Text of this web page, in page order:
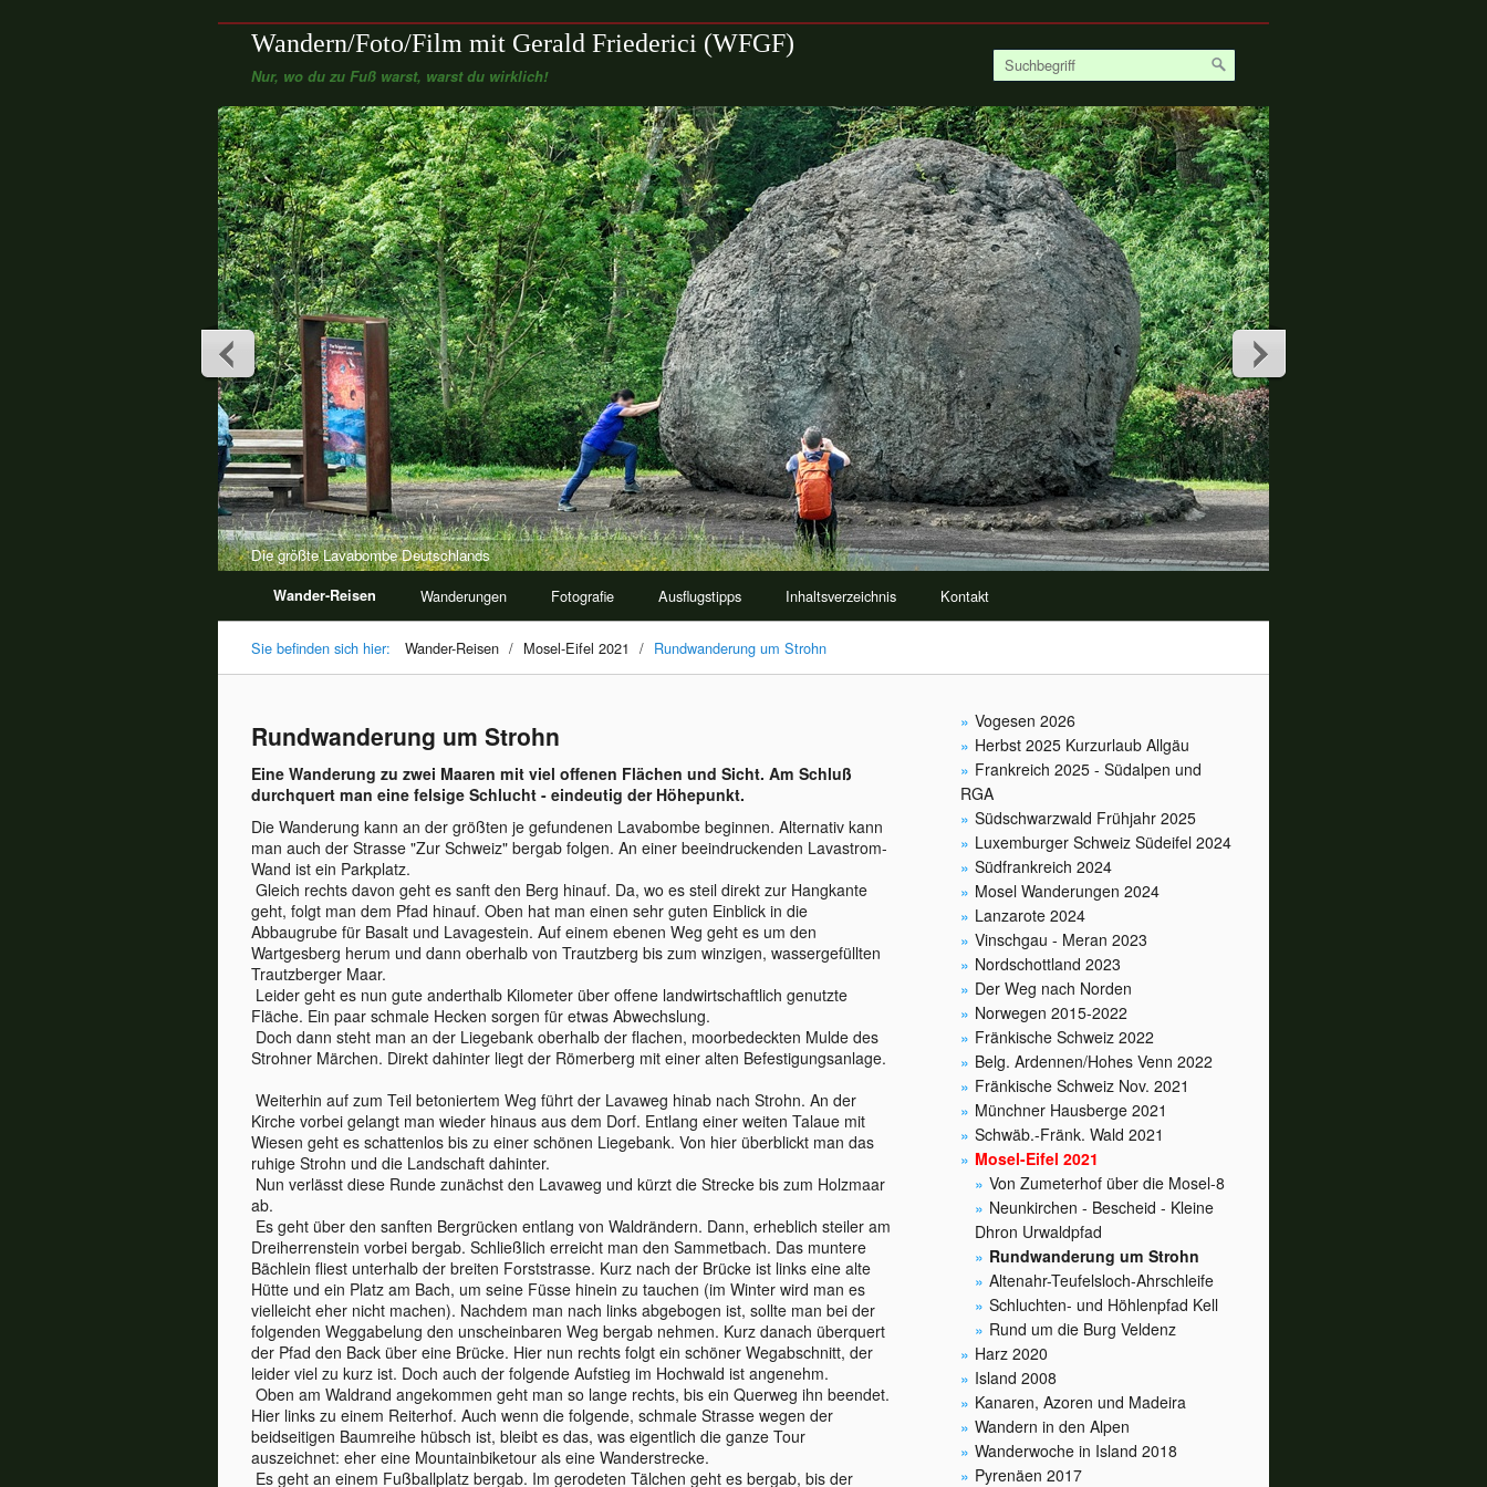
Wandern/Foto/Film mit Gerald Friederici (WFGF)
Nur, wo du zu Fuß warst, warst du wirklich!
Die größte Lavabombe Deutschlands
Wander-Reisen Wanderungen Fotografie Ausflugstipps Inhaltsverzeichnis Kontakt
Sie befinden sich hier: Wander-Reisen / Mosel-Eifel 2021 / Rundwanderung um Strohn
Vogesen 2026
Herbst 2025 Kurzurlaub Allgäu
Frankreich 2025 - Südalpen und
RGA
Südschwarzwald Frühjahr 2025
Luxemburger Schweiz Südeifel 2024
Südfrankreich 2024
Mosel Wanderungen 2024
Lanzarote 2024
Vinschgau - Meran 2023
Nordschottland 2023
Der Weg nach Norden
Norwegen 2015-2022
Fränkische Schweiz 2022
Belg. Ardennen/Hohes Venn 2022
Fränkische Schweiz Nov. 2021
Münchner Hausberge 2021
Schwäb.-Fränk. Wald 2021
Mosel-Eifel 2021
Von Zumeterhof über die Mosel-8
Neunkirchen - Bescheid - Kleine
Dhron Urwaldpfad
Rundwanderung um Strohn
Altenahr-Teufelsloch-Ahrschleife
Schluchten- und Höhlenpfad Kell
Rund um die Burg Veldenz
Harz 2020
Island 2008
Kanaren, Azoren und Madeira
Wandern in den Alpen
Wanderwoche in Island 2018
Pyrenäen 2017
Rundwanderung um Strohn
Eine Wanderung zu zwei Maaren mit viel offenen Flächen und Sicht. Am Schluß
durchquert man eine felsige Schlucht - eindeutig der Höhepunkt.
Die Wanderung kann an der größten je gefundenen Lavabombe beginnen. Alternativ kann
man auch der Strasse "Zur Schweiz" bergab folgen. An einer beeindruckenden Lavastrom-
Wand ist ein Parkplatz.
Gleich rechts davon geht es sanft den Berg hinauf. Da, wo es steil direkt zur Hangkante
geht, folgt man dem Pfad hinauf. Oben hat man einen sehr guten Einblick in die
Abbaugrube für Basalt und Lavagestein. Auf einem ebenen Weg geht es um den
Wartgesberg herum und dann oberhalb von Trautzberg bis zum winzigen, wassergefüllten
Trautzberger Maar.
Leider geht es nun gute anderthalb Kilometer über offene landwirtschaftlich genutzte
Fläche. Ein paar schmale Hecken sorgen für etwas Abwechslung.
Doch dann steht man an der Liegebank oberhalb der flachen, moorbedeckten Mulde des
Strohner Märchen. Direkt dahinter liegt der Römerberg mit einer alten Befestigungsanlage.
Weiterhin auf zum Teil betoniertem Weg führt der Lavaweg hinab nach Strohn. An der
Kirche vorbei gelangt man wieder hinaus aus dem Dorf. Entlang einer weiten Talaue mit
Wiesen geht es schattenlos bis zu einer schönen Liegebank. Von hier überblickt man das
ruhige Strohn und die Landschaft dahinter.
Nun verlässt diese Runde zunächst den Lavaweg und kürzt die Strecke bis zum Holzmaar
ab.
Es geht über den sanften Bergrücken entlang von Waldrändern. Dann, erheblich steiler am
Dreiherrenstein vorbei bergab. Schließlich erreicht man den Sammetbach. Das muntere
Bächlein fliest unterhalb der breiten Forststrasse. Kurz nach der Brücke ist links eine alte
Hütte und ein Platz am Bach, um seine Füsse hinein zu tauchen (im Winter wird man es
vielleicht eher nicht machen). Nachdem man nach links abgebogen ist, sollte man bei der
folgenden Weggabelung den unscheinbaren Weg bergab nehmen. Kurz danach überquert
der Pfad den Back über eine Brücke. Hier nun rechts folgt ein schöner Wegabschnitt, der
leider viel zu kurz ist. Doch auch der folgende Aufstieg im Hochwald ist angenehm.
Oben am Waldrand angekommen geht man so lange rechts, bis ein Querweg ihn beendet.
Hier links zu einem Reiterhof. Auch wenn die folgende, schmale Strasse wegen der
beidseitigen Baumreihe hübsch ist, bleibt es das, was eigentlich die ganze Tour
auszeichnet: eher eine Mountainbiketour als eine Wanderstrecke.
Es geht an einem Fußballplatz bergab. Im gerodeten Tälchen geht es bergab, bis der